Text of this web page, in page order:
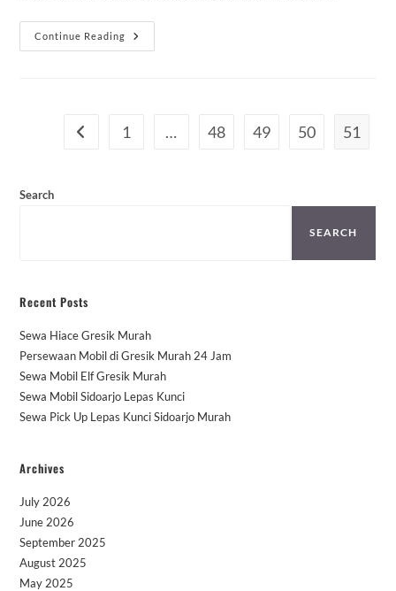
Continue Reading
Sewa
Mobil
Go to the previous page
1 … 48 49 50 51
Search
SEARCH
Recent Posts
Sewa Hiace Gresik Murah
Persewaan Mobil di Gresik Murah 24 Jam
Sewa Mobil Elf Gresik Murah
Sewa Mobil Sidoarjo Lepas Kunci
Sewa Pick Up Lepas Kunci Sidoarjo Murah
Archives
July 2026
June 2026
September 2025
August 2025
May 2025